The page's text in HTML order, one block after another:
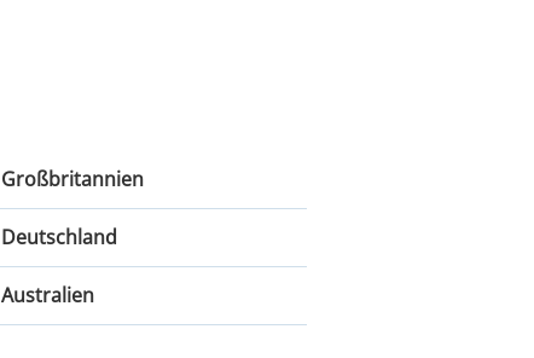
Großbritannien
Großbritannien
London
Edinburgh
Deutschland
Deutschland
München
Australien